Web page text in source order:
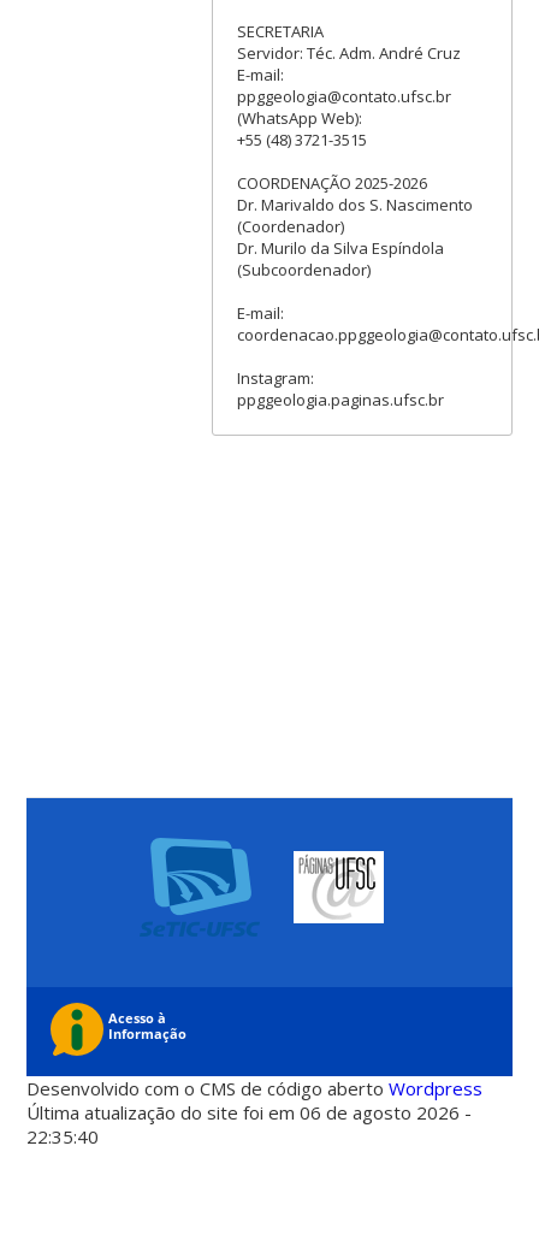
SECRETARIA
Servidor: Téc. Adm. André Cruz
E-mail:
ppggeologia@contato.ufsc.br
(WhatsApp Web):
+55 (48) 3721-3515
COORDENAÇÃO 2025-2026
Dr. Marivaldo dos S. Nascimento
(Coordenador)
Dr. Murilo da Silva Espíndola
(Subcoordenador)
E-mail:
Instagram:
ppggeologia.paginas.ufsc.br
Desenvolvido com o CMS de código abertoWordpress
Última atualização do site foi em 06 de agosto 2026 -
22:35:40